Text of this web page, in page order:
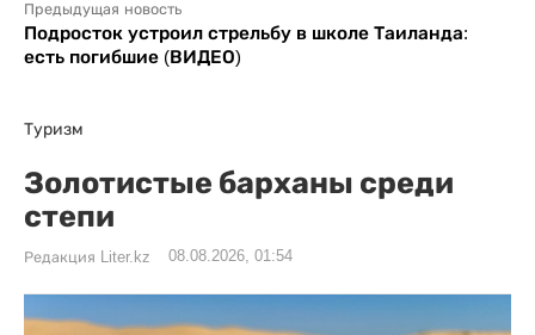
Предыдущая новость
Подросток устроил стрельбу в школе Таиланда:
есть погибшие (ВИДЕО)
Туризм
Золотистые барханы среди
степи
Редакция Liter.kz 08.08.2026, 01:54